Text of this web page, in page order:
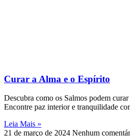
Curar a Alma e o Espírito
Descubra como os Salmos podem
Encontre paz interior e tranquilidade
Leia Mais »
21 de março de 2024 Nenhum